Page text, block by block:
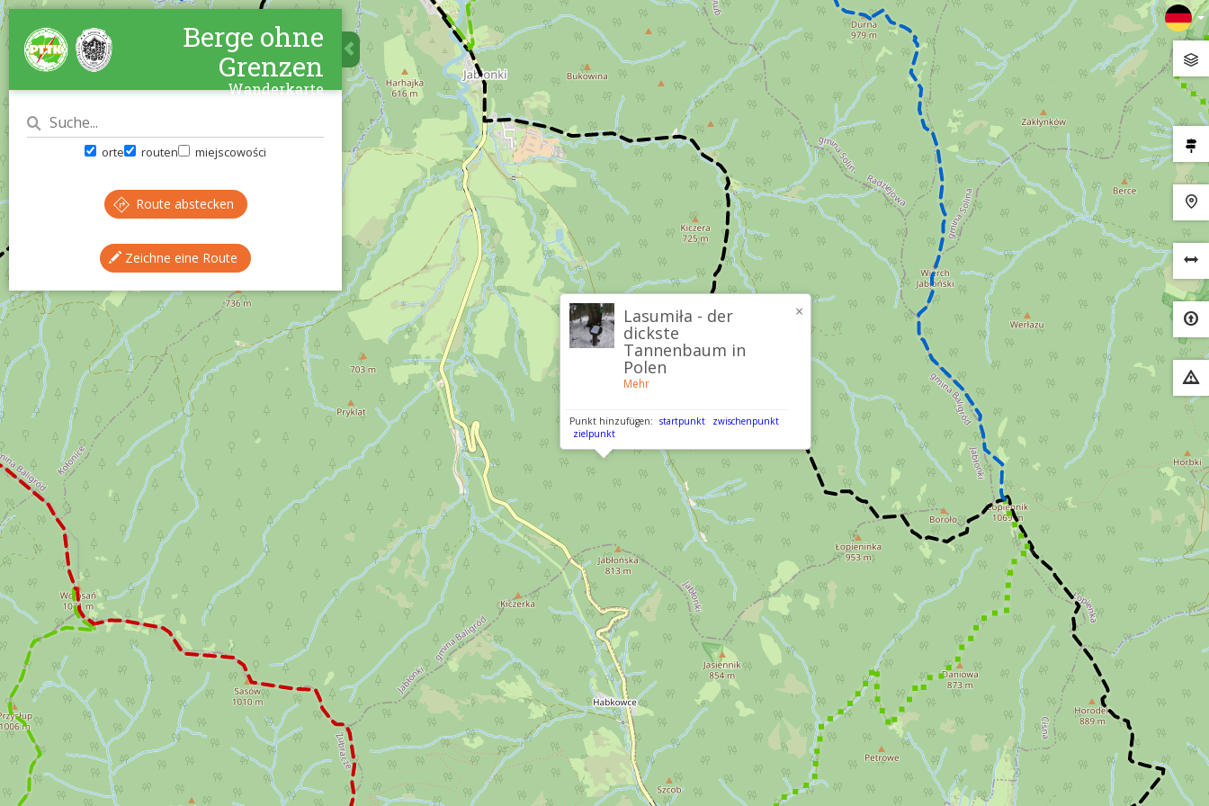
×
Lasumiła - der
dickste
Tannenbaum in
Polen
Mehr
Punkt hinzufügen: startpunkt
zwischenpunkt
zielpunkt
Berge ohne
Grenzen
Wanderkarte
orte routen miejscowości
Route abstecken
Zeichne eine Route